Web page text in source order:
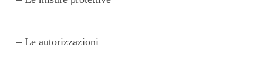
– Le autorizzazioni